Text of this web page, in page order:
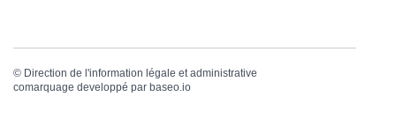
© Direction de l'information légale et administrative
comarquage developpé par baseo.io